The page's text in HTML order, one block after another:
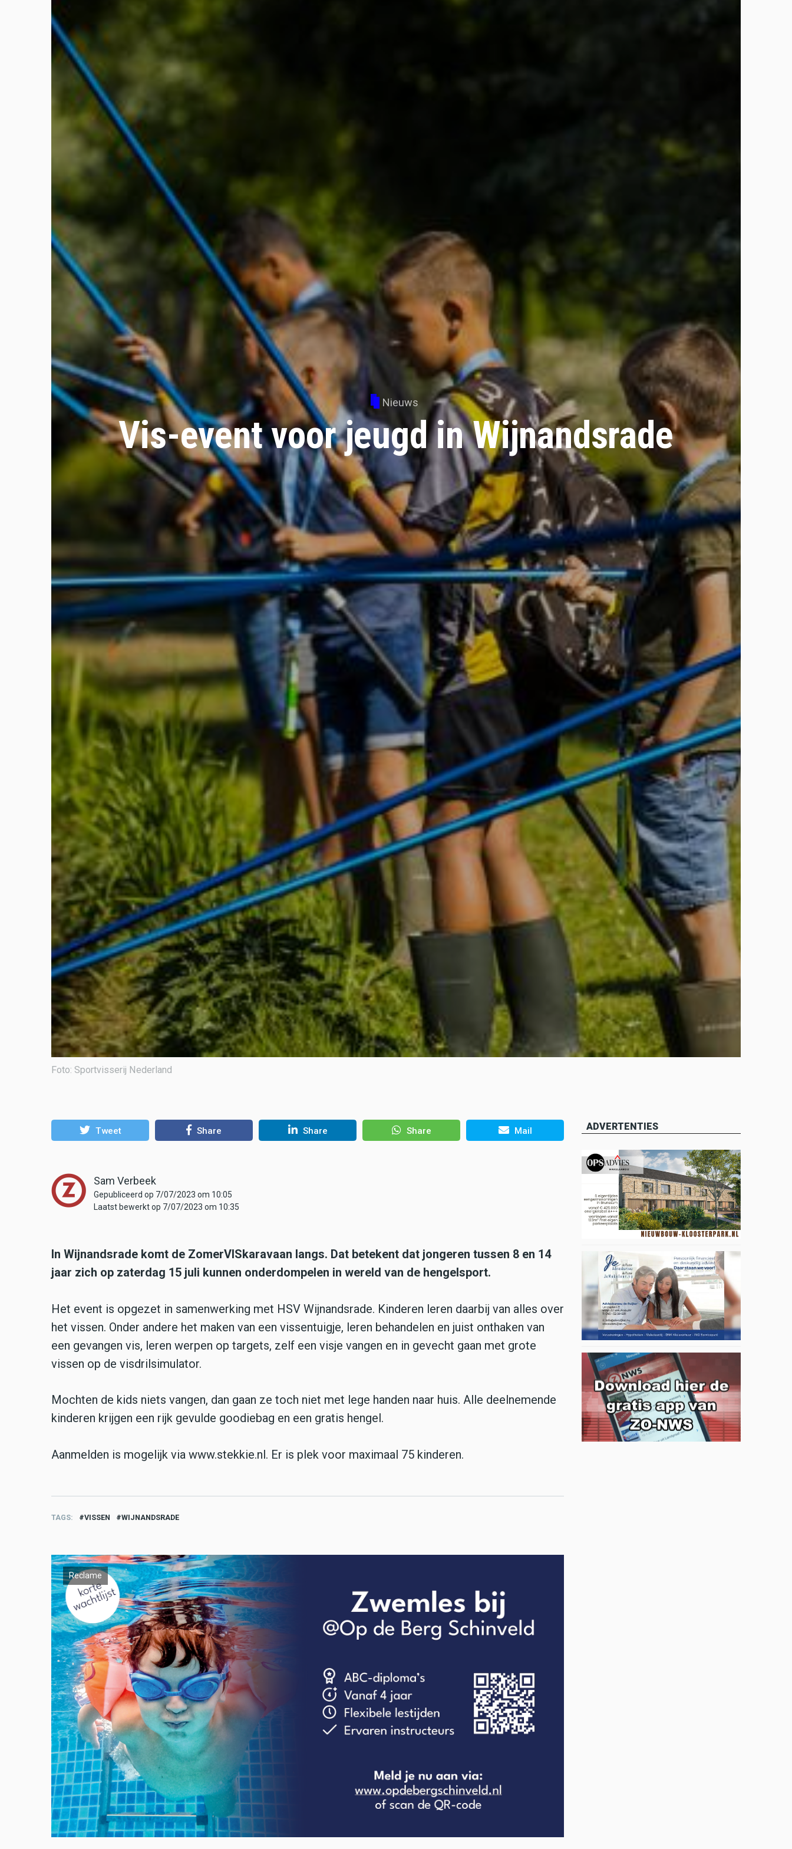
Nieuws
Vis-event voor jeugd in Wijnandsrade
Foto: Sportvisserij Nederland
Tweet Share Share Share Mail
Sam Verbeek
Gepubliceerd op 7/07/2023 om 10:05
Laatst bewerkt op 7/07/2023 om 10:35
In Wijnandsrade komt de ZomerVISkaravaan langs. Dat betekent dat jongeren tussen 8 en 14
jaar zich op zaterdag 15 juli kunnen onderdompelen in wereld van de hengelsport.
Het event is opgezet in samenwerking met HSV Wijnandsrade. Kinderen leren daarbij van alles over
het vissen. Onder andere het maken van een vissentuigje, leren behandelen en juist onthaken van
een gevangen vis, leren werpen op targets, zelf een visje vangen en in gevecht gaan met grote
vissen op de visdrilsimulator.
Mochten de kids niets vangen, dan gaan ze toch niet met lege handen naar huis. Alle deelnemende
kinderen krijgen een rijk gevulde goodiebag en een gratis hengel.
Aanmelden is mogelijk via www.stekkie.nl. Er is plek voor maximaal 75 kinderen.
TAGS VISSEN WIJNANDSRADE
Reclame
ADVERTENTIES